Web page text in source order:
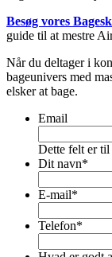
Besøg vores
guide til at mestre
Når du deltager i
bageunivers med
elsker at bage.
Email
Dette felt er
Dit navn*
E-mail*
Telefon*